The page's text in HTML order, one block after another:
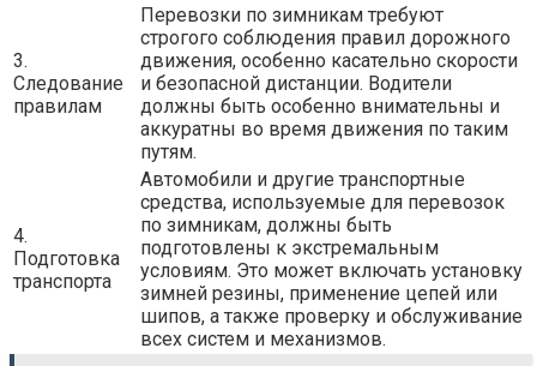
3.
Следование
правилам
Перевозки по зимникам требуют
строгого соблюдения правил дорожного
движения, особенно касательно скорости
и безопасной дистанции. Водители
должны быть особенно внимательны и
аккуратны во время движения по таким
путям.
4.
Подготовка
транспорта
Автомобили и другие транспортные
средства, используемые для перевозок
по зимникам, должны быть
подготовлены к экстремальным
условиям. Это может включать установку
зимней резины, применение цепей или
шипов, а также проверку и обслуживание
всех систем и механизмов.